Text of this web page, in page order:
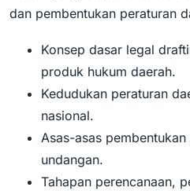
dan pembentukan peraturan
Konsep dasar legal
produk hukum daerah.
Kedudukan peraturan
nasional.
Asas-asas
undangan.
Tahapan perencanaan,